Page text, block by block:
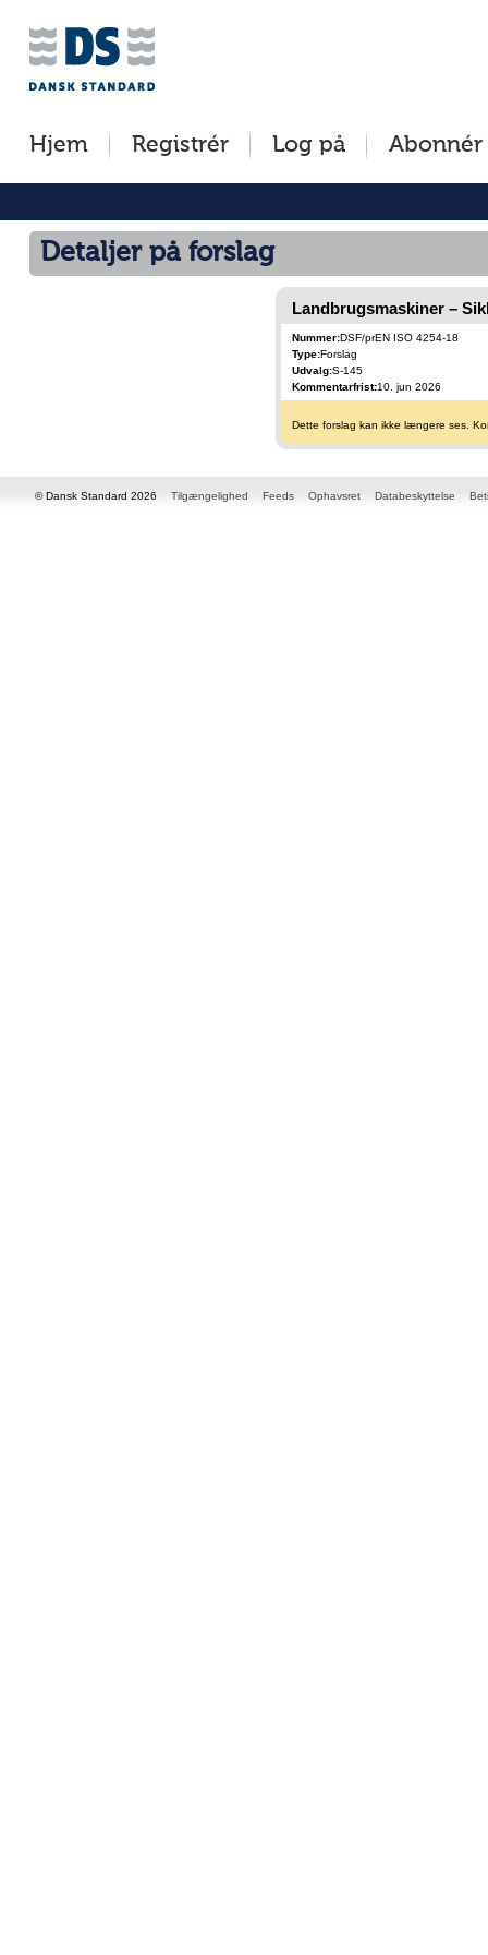
Jump
[s]Hjem Registrér Log på Abonnér
Detaljer på forslag
Landbrugsmaskiner –
Nummer:DSF/prEN ISO 4254-18
Type:Forslag
Udvalg:S-145
Kommentarfrist:10. jun 2026
Dette forslag kan ikke længere ses.
© Dansk Standard 2026 Tilgængelighed Feeds Ophavsret Databeskyttelse